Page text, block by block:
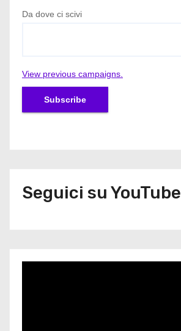
Da dove ci scivi
View previous campaigns.
Seguici su YouTube